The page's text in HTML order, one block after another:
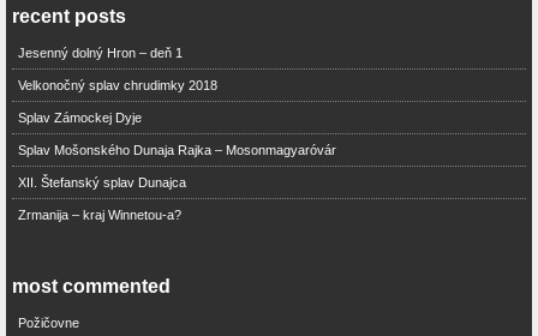
recent posts
Jesenný dolný Hron – deň 1
Velkonočný splav chrudimky 2018
Splav Zámockej Dyje
Splav Mošonského Dunaja Rajka – Mosonmagyaróvár
XII. Štefanský splav Dunajca
Zrmanija – kraj Winnetou-a?
most commented
Požičovne